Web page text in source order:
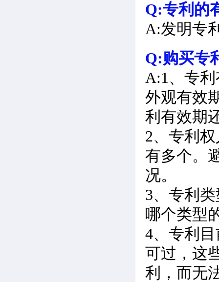
Q:专利的
A:发明专
Q:购买专
A:1、专
外观有效
利有效期
2、专利
有多个。
况。
3、专利
哪个类型
4、专利
可过，这
利，而无